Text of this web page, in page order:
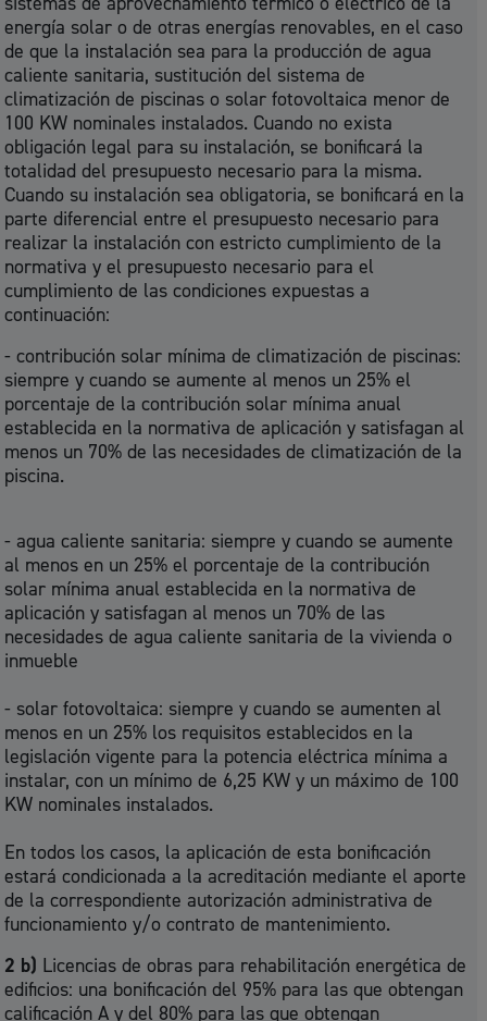
energía solar o de otras energías renovables, en el caso
de que la instalación sea para la producción de agua
caliente sanitaria, sustitución del sistema de
climatización de piscinas o solar fotovoltaica menor de
100 KW nominales instalados. Cuando no exista
obligación legal para su instalación, se bonificará la
totalidad del presupuesto necesario para la misma.
Cuando su instalación sea obligatoria, se bonificará en la
parte diferencial entre el presupuesto necesario para
realizar la instalación con estricto cumplimiento de la
normativa y el presupuesto necesario para el
cumplimiento de las condiciones expuestas a
continuación:
- contribución solar mínima de climatización de piscinas:
siempre y cuando se aumente al menos un 25% el
porcentaje de la contribución solar mínima anual
establecida en la normativa de aplicación y satisfagan al
menos un 70% de las necesidades de climatización de la
piscina.
- agua caliente sanitaria: siempre y cuando se aumente
al menos en un 25% el porcentaje de la contribución
solar mínima anual establecida en la normativa de
aplicación y satisfagan al menos un 70% de las
necesidades de agua caliente sanitaria de la vivienda o
inmueble
- solar fotovoltaica: siempre y cuando se aumenten al
menos en un 25% los requisitos establecidos en la
legislación vigente para la potencia eléctrica mínima a
instalar, con un mínimo de 6,25 KW y un máximo de 100
KW nominales instalados.
En todos los casos, la aplicación de esta bonificación
estará condicionada a la acreditación mediante el aporte
de la correspondiente autorización administrativa de
funcionamiento y/o contrato de mantenimiento.
2 b) Licencias de obras para rehabilitación energética de
edificios: una bonificación del 95% para las que obtengan
calificación A y del 80% para las que obtengan